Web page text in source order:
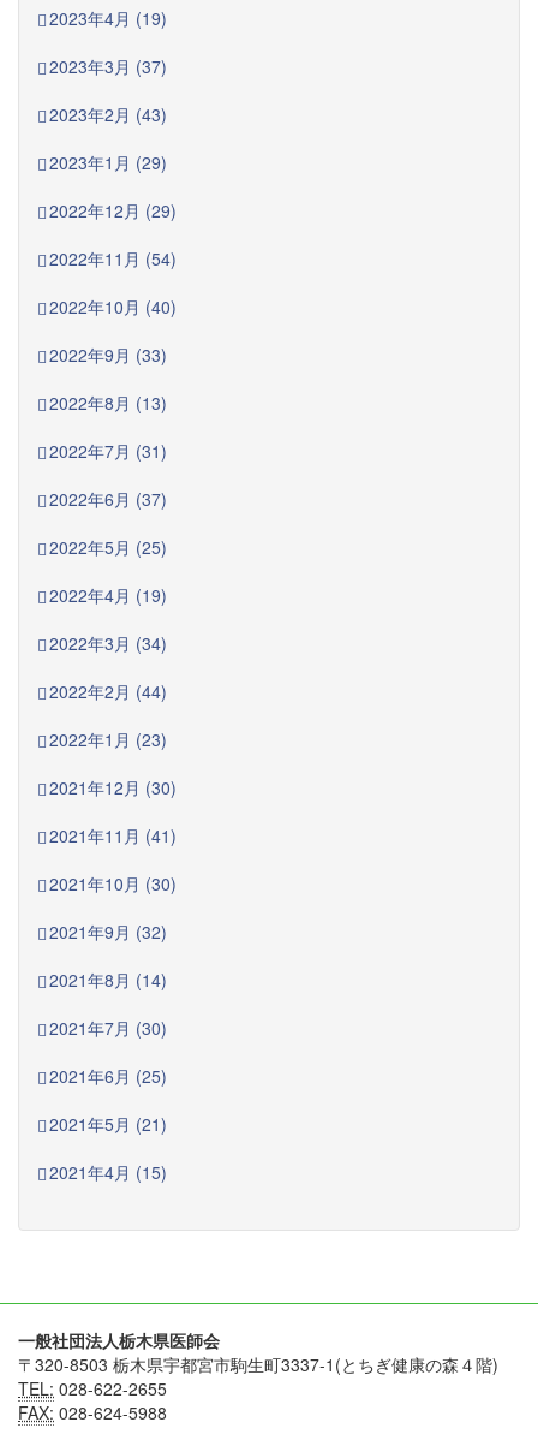
2023年4月 (19)
2023年3月 (37)
2023年2月 (43)
2023年1月 (29)
2022年12月 (29)
2022年11月 (54)
2022年10月 (40)
2022年9月 (33)
2022年8月 (13)
2022年7月 (31)
2022年6月 (37)
2022年5月 (25)
2022年4月 (19)
2022年3月 (34)
2022年2月 (44)
2022年1月 (23)
2021年12月 (30)
2021年11月 (41)
2021年10月 (30)
2021年9月 (32)
2021年8月 (14)
2021年7月 (30)
2021年6月 (25)
2021年5月 (21)
2021年4月 (15)
一般社団法人栃木県医師会
〒320-8503 栃木県宇都宮市駒生町3337-1(とちぎ健康の森４階)
TEL: 028-622-2655
FAX: 028-624-5988